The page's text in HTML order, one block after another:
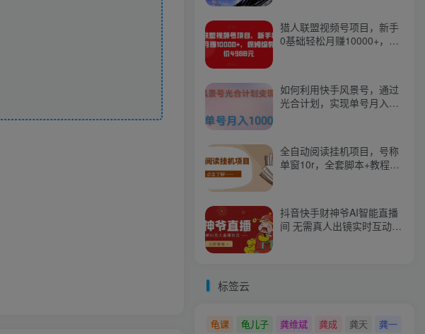
猎人联盟视频号项目，新手
0基础轻松月赚10000+，保
如何利用快手风景号，通过
光合计划，实现单号月入
全自动阅读挂机项目，号称
单窗10r，全套脚本+教程，
抖音快手财神爷AI智能直播
间 无需真人出镜实时互动
标签云
龟课 龟儿子 龚维斌 龚成 龚天
龚一